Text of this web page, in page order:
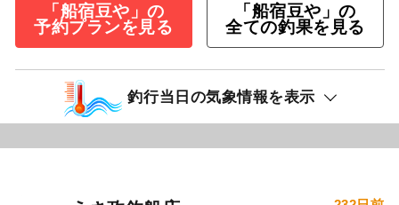
「船宿豆や」の
予約プランを見る
「船宿豆や」の
全ての釣果を見る
釣行当日の気象情報を表示